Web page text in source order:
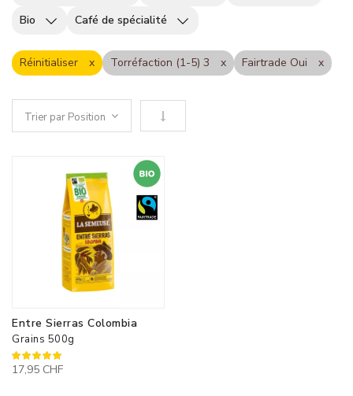
Bio
Café de spécialité
Réinitialiser Torréfaction (1-5) 3 Fairtrade Oui
Définir le sens descendant
Entre Sierras Colombia
Grains 500g
100%
17,95 CHF